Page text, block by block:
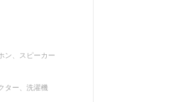
ン、スピーカー
ター、洗濯機